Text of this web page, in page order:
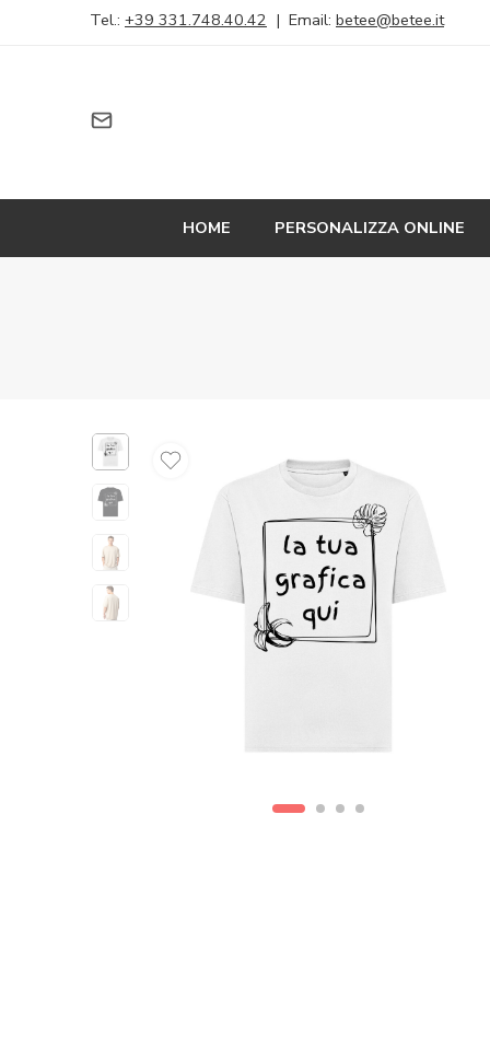
Tel.: +39 331.748.40.42 | Email: betee@betee.it
HOME PERSONALIZZA ONLINE